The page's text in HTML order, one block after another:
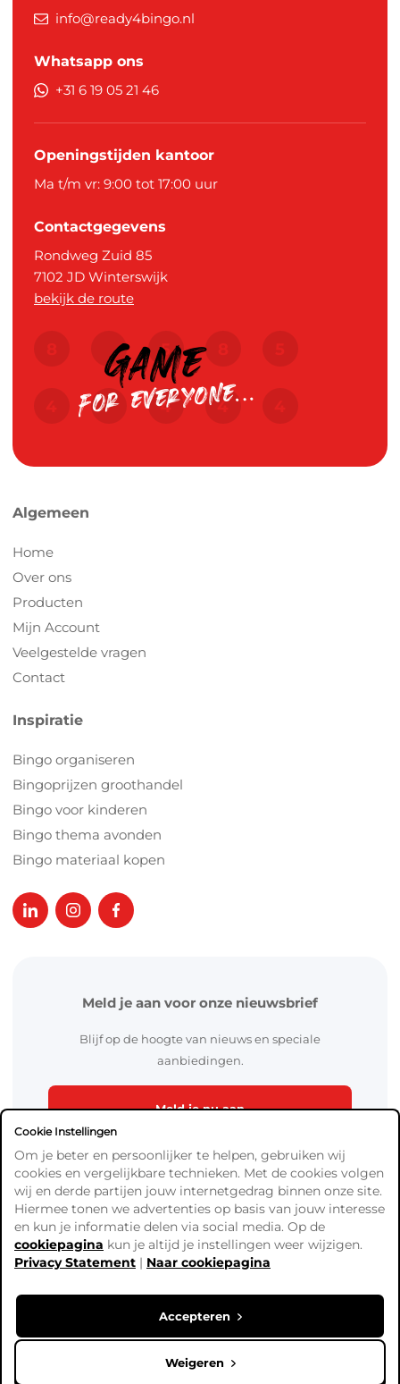
info@ready4bingo.nl
Whatsapp ons
+31 6 19 05 21 46
Openingstijden kantoor
Ma t/m vr: 9:00 tot 17:00 uur
Contactgegevens
Rondweg Zuid 85
7102 JD Winterswijk
bekijk de route
Algemeen
Home
Over ons
Producten
Mijn Account
Veelgestelde vragen
Contact
Inspiratie
Bingo organiseren
Bingoprijzen groothandel
Bingo voor kinderen
Bingo thema avonden
Bingo materiaal kopen
Meld je aan voor onze nieuwsbrief
Blijf op de hoogte van nieuws en speciale
aanbiedingen.
Meld je nu aan
Algemene Voorwaarden
Verzend- en betaalinformatie
Copyright © Ready4Bingo. Alle prijzen zijn exclusief BTW,
Cookie Instellingen
Om je beter en persoonlijker te helpen, gebruiken wij
cookies en vergelijkbare technieken. Met de cookies volgen
wij en derde partijen jouw internetgedrag binnen onze site.
Hiermee tonen we advertenties op basis van jouw interesse
en kun je informatie delen via social media. Op de
cookiepagina kun je altijd je instellingen weer wijzigen.
Privacy Statement | Naar cookiepagina
Accepteren
Weigeren